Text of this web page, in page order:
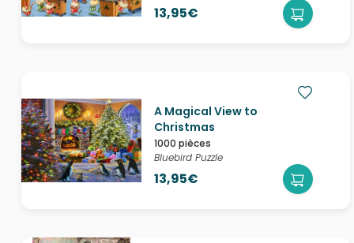
13,95€
A Magical View to
Christmas
1000 pièces
Bluebird Puzzle
13,95€